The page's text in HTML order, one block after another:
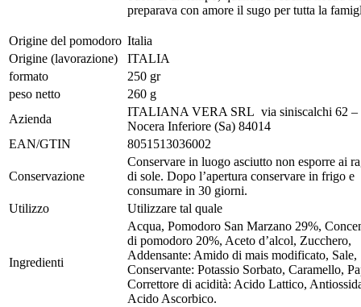
preparava con amore il sugo per tutta la
Origine del pomodoro Italia
Origine (lavorazione)
ITALIA
formato
250 gr
peso netto
260 g
Azienda
ITALIANA VERA SRL via siniscalchi 62 –
Nocera Inferiore (Sa) 84014
EAN/GTIN
8051513036002
Conservazione
Conservare in luogo asciutto non esporre ai
di sole. Dopo l’apertura conservare in frigo e
consumare in 30 giorni.
Utilizzo
Utilizzare tal quale
Ingredienti
Acqua, Pomodoro San Marzano 29%,
di pomodoro 20%, Aceto d’alcol, Zucchero,
Addensante: Amido di mais modificato, Sale,
Conservante: Potassio Sorbato, Caramello,
Correttore di acidità: Acido Lattico,
Acido Ascorbico.